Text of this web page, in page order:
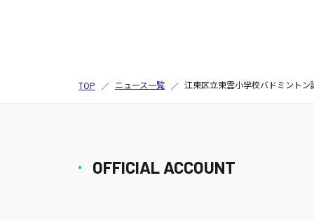
TOP ニュース一覧 江東区立東雲小学校バドミント
OFFICIAL ACCOUNT